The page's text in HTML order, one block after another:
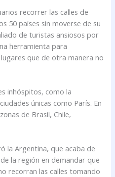
recorrer las calles de
50 países sin moverse de su
de turistas ansiosos por
herramienta para
que de otra manera no
inhóspitos, como la
únicas como París. En
de Brasil, Chile,
la Argentina, que acaba de
la región en demandar que
recorran las calles tomando